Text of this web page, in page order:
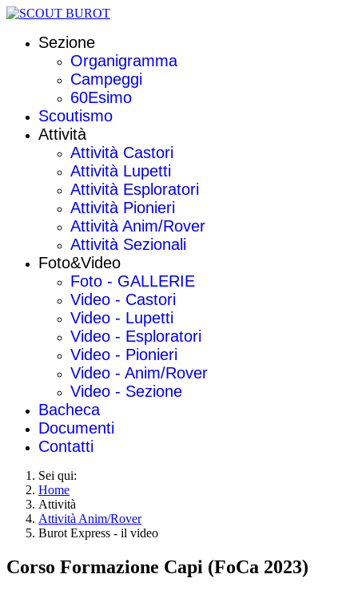
Sezione
Organigramma
Campeggi
60Esimo
Scoutismo
Attività
Attività Castori
Attività Lupetti
Attività Esploratori
Attività Pionieri
Attività Anim/Rover
Attività Sezionali
Foto&Video
Foto - GALLERIE
Video - Castori
Video - Lupetti
Video - Esploratori
Video - Pionieri
Video - Anim/Rover
Video - Sezione
Bacheca
Documenti
Contatti
Sei qui:
Home
Attività
Attività Anim/Rover
Burot Express - il video
Corso Formazione Capi (FoCa 2023)